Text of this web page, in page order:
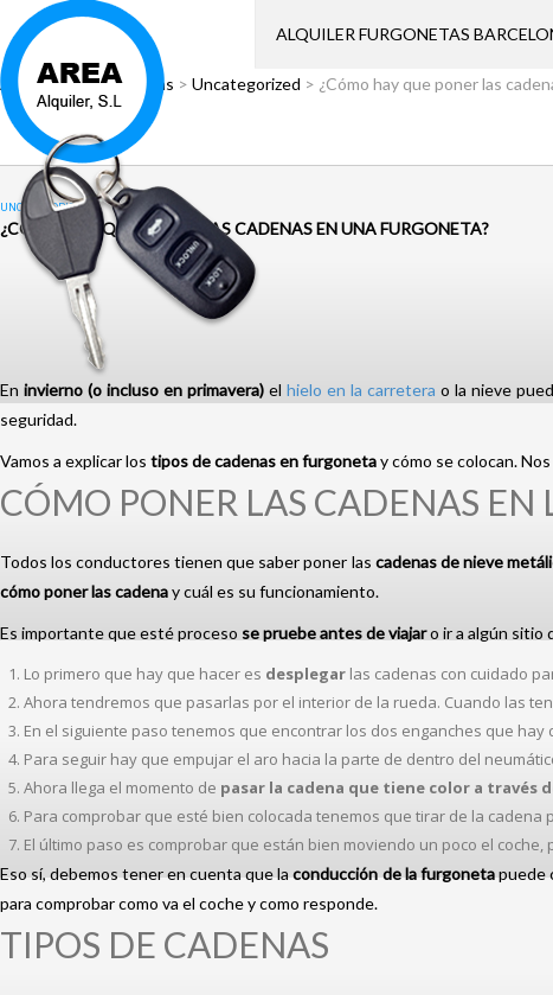
ALQUILER FURGONETAS
Área Alquiler>Noticias > Uncategorized > ¿Cómo hay que poner las
UNCATEGORIZED
¿CÓMO HAY QUE PONER LAS CADENAS EN UNA FURGONETA?
En invierno (o incluso en primavera) el hielo en la carretera o la nieve
seguridad.
Vamos a explicar los tipos de cadenas en furgonetay cómo se colocan.
CÓMO PONER LAS CADENAS EN
Todos los conductores tienen que saber poner las cadenas de nieve
cómo poner las cadenay cuál es su funcionamiento.
Es importante que esté proceso se pruebe antes de viajaro ir a algún sitio
Lo primero que hay que hacer es desplegar las cadenas con cuidado
Ahora tendremos que pasarlas por el interior de la rueda. Cuando las
En el siguiente paso tenemos que encontrar los dos enganches que
Para seguir hay que empujar el aro hacia la parte de dentro del
Ahora llega el momento de pasar la cadena que tiene color a través
Para comprobar que esté bien colocada tenemos que tirar de la
El último paso es comprobar que están bien moviendo un poco el
Eso sí, debemos tener en cuenta que laconducción de la furgonetapuede
para comprobar como va el coche y como responde.
TIPOS DE CADENAS